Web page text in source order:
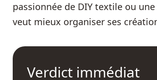
passionnée de DIY textile ou
veut mieux organiser ses
Verdict immédiat